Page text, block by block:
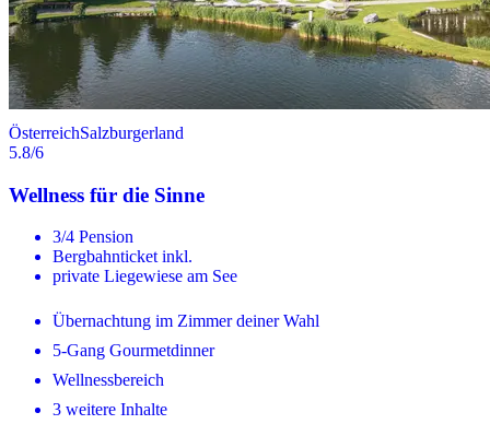
ÖsterreichSalzburgerland
5.8/6
Wellness für die Sinne
3/4 Pension
Bergbahnticket inkl.
private Liegewiese am See
Übernachtung im Zimmer deiner Wahl
5-Gang Gourmetdinner
Wellnessbereich
3 weitere Inhalte